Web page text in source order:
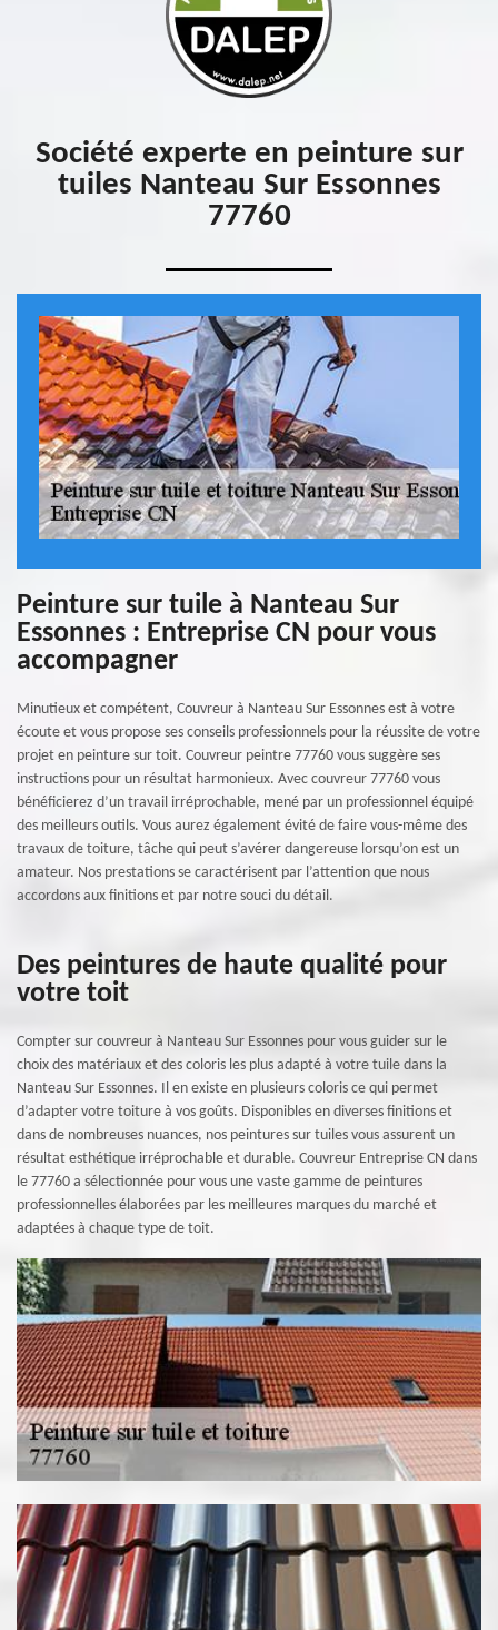
Société experte en peinture sur
tuiles Nanteau Sur Essonnes
77760
Peinture sur tuile à Nanteau Sur
Essonnes : Entreprise CN pour vous
accompagner
Minutieux et compétent, Couvreur à Nanteau Sur Essonnes est à votre
écoute et vous propose ses conseils professionnels pour la réussite de votre
projet en peinture sur toit. Couvreur peintre 77760 vous suggère ses
instructions pour un résultat harmonieux. Avec couvreur 77760 vous
bénéficierez d’un travail irréprochable, mené par un professionnel équipé
des meilleurs outils. Vous aurez également évité de faire vous-même des
travaux de toiture, tâche qui peut s’avérer dangereuse lorsqu’on est un
amateur. Nos prestations se caractérisent par l’attention que nous
accordons aux finitions et par notre souci du détail.
Des peintures de haute qualité pour
votre toit
Compter sur couvreur à Nanteau Sur Essonnes pour vous guider sur le
choix des matériaux et des coloris les plus adapté à votre tuile dans la
Nanteau Sur Essonnes. Il en existe en plusieurs coloris ce qui permet
d’adapter votre toiture à vos goûts. Disponibles en diverses finitions et
dans de nombreuses nuances, nos peintures sur tuiles vous assurent un
résultat esthétique irréprochable et durable. Couvreur Entreprise CN dans
le 77760 a sélectionnée pour vous une vaste gamme de peintures
professionnelles élaborées par les meilleures marques du marché et
adaptées à chaque type de toit.